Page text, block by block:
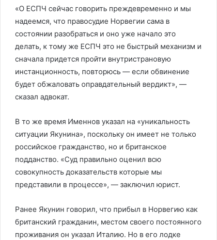
«О ЕСПЧ сейчас говорить преждевременно и мы
надеемся, что правосудие Норвегии сама в
состоянии разобраться и оно уже начало это
делать, к тому же ЕСПЧ это не быстрый механизм и
сначала придется пройти внутристрановую
инстанционность, повторюсь — если обвинение
будет обжаловать оправдательный вердикт», —
сказал адвокат.
В то же время Именнов указал на «уникальность
ситуации Якунина», поскольку он имеет не только
российское гражданство, но и британское
подданство. «Суд правильно оценил всю
совокупность доказательств которые мы
представили в процессе», — заключил юрист.
Ранее Якунин говорил, что прибыл в Норвегию как
британский гражданин, местом своего постоянного
проживания он указал Италию. Но в его лодке